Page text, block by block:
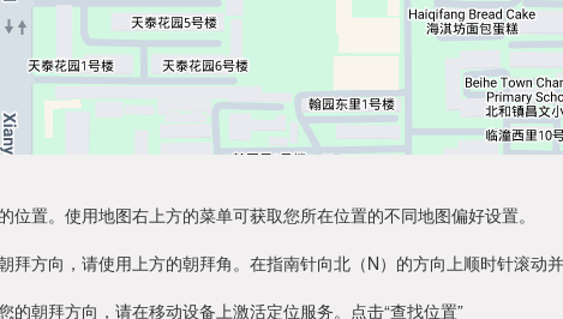
位置。使用地图右上方的菜单可获取您所在位置的不同地图偏好设置。
拜方向，请使用上方的朝拜角。在指南针向北（N）的方向上顺时针滚动
的朝拜方向，请在移动设备上激活定位服务。点击“查找位置”